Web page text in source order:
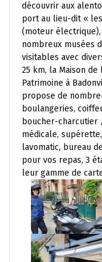
découvrir aux
port au lieu-dit «
(moteur électrique),
nombreux musées
visitables avec
25 km, la Maison
Patrimoine à
propose de
boulangeries,
boucher-charcutier
médicale,
lavomatic, bureau
pour vos repas, 3
leur gamme de